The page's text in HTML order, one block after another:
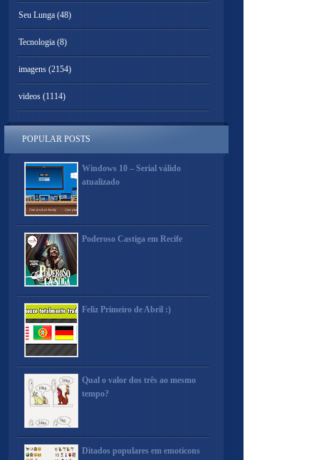
Seu Lunga (48)
Tecnologia (8)
imagens (2154)
videos (1114)
POPULAR POSTS
Windows 10 – Serial válido
atualizado
Poderoso Castiga em Recife
Feliz Primeiro de Abril :)
Qual o valor dos três ao mesmo
tempo?
Ditados populares em emoticons